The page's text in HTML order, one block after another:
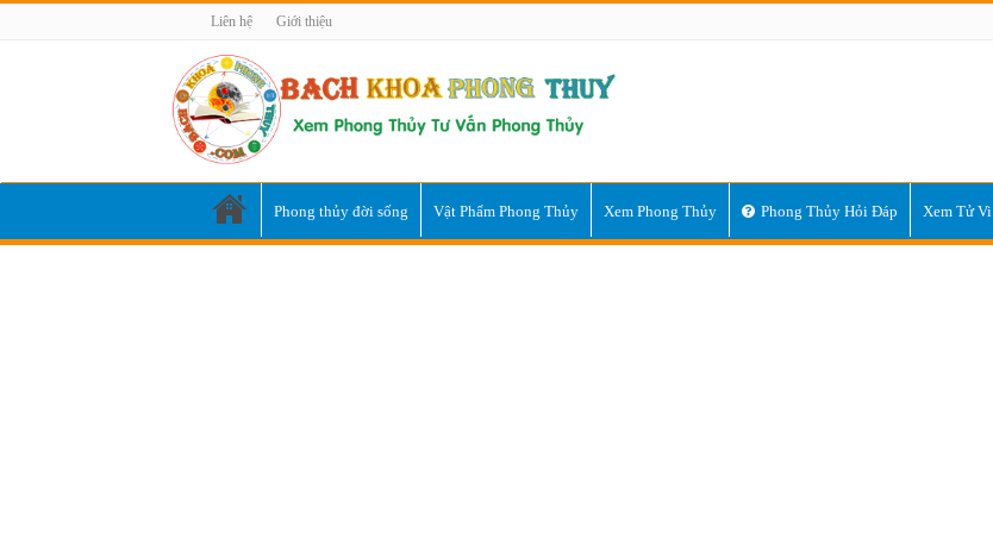
Liên hệ Giới thiệu
Phong thủy đời sống Vật Phẩm Phong Thủy Xem Phong Thủy Phong Thủy Hỏi Đáp Xem Tử Vi